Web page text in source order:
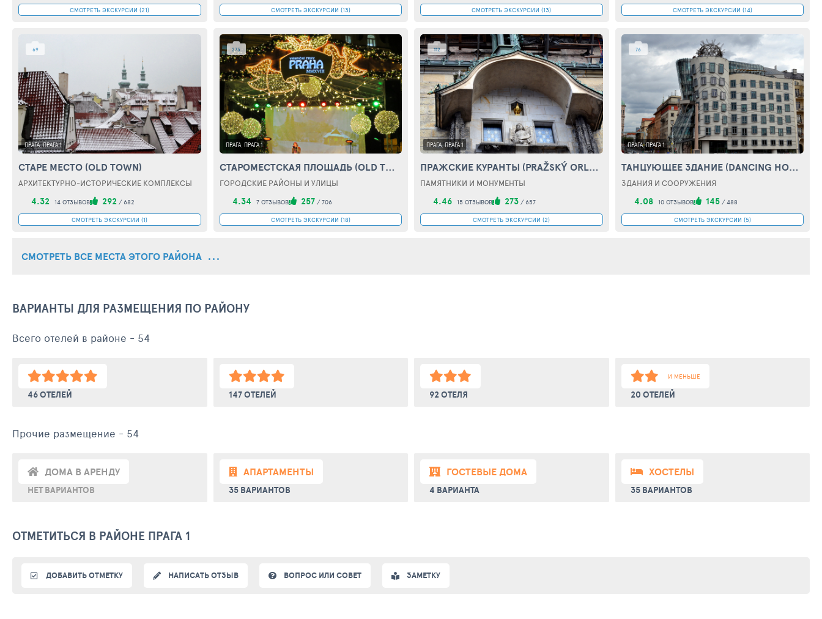
СМОТРЕТЬ ЭКСКУРСИИ (21) СМОТРЕТЬ ЭКСКУРСИИ (13) СМОТРЕТЬ ЭКСКУРСИИ (13) СМОТРЕТЬ ЭКСКУРСИИ (14)
69
ПРАГА, ПРАГА 1
СТАРЕ МЕСТО (OLD TOWN)
АРХИТЕКТУРНО-ИСТОРИЧЕСКИЕ КОМПЛЕКСЫ
4.32 14 ОТЗЫВОВ 292 / 682
СМОТРЕТЬ ЭКСКУРСИИ (1)
273
ПРАГА, ПРАГА 1
СТАРОМЕСТСКАЯ ПЛОЩАДЬ (OLD TOWN SQUARE)
ГОРОДСКИЕ РАЙОНЫ И УЛИЦЫ
4.34 7 ОТЗЫВОВ 257 / 706
СМОТРЕТЬ ЭКСКУРСИИ (18)
112
ПРАГА, ПРАГА 1
ПРАЖСКИЕ КУРАНТЫ (PRAŽSKÝ ORLOJ)
ПАМЯТНИКИ И МОНУМЕНТЫ
4.46 15 ОТЗЫВОВ 273 / 657
СМОТРЕТЬ ЭКСКУРСИИ (2)
76
ПРАГА, ПРАГА 1
ТАНЦУЮЩЕЕ ЗДАНИЕ (DANCING HOUSE)
ЗДАНИЯ И СООРУЖЕНИЯ
4.08 10 ОТЗЫВОВ 145 / 488
СМОТРЕТЬ ЭКСКУРСИИ (5)
СМОТРЕТЬ ВСЕ МЕСТА ЭТОГО РАЙОНА
ВАРИАНТЫ ДЛЯ РАЗМЕЩЕНИЯ ПО РАЙОНУ
Всего отелей в районе - 54
46 ОТЕЛЕЙ 147 ОТЕЛЕЙ 92 ОТЕЛЯ
И МЕНЬШЕ
20 ОТЕЛЕЙ
Прочие размещение - 54
ДОМА В АРЕНДУ
НЕТ ВАРИАНТОВ
АПАРТАМЕНТЫ
35 ВАРИАНТОВ
ГОСТЕВЫЕ ДОМА
4 ВАРИАНТА
ХОСТЕЛЫ
35 ВАРИАНТОВ
ОТМЕТИТЬСЯ В РАЙОНЕ ПРАГА 1
ДОБАВИТЬ ОТМЕТКУ НАПИСАТЬ ОТЗЫВ ВОПРОС ИЛИ СОВЕТ ЗАМЕТКУ